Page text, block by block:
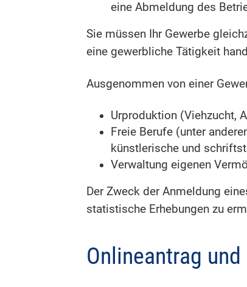
eine Abmeldung des
Sie müssen Ihr Gewerbe
eine gewerbliche Tätigkeit
Ausgenommen von einer
Urproduktion (Viehzucht,
Freie Berufe (unter
künstlerische und
Verwaltung eigenen
Der Zweck der Anmeldung
statistische Erhebungen zu
Onlineantrag